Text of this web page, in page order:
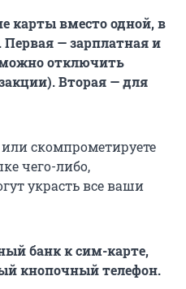
карты вместо одной, в
— зарплатная и
отключить
Вторая — для
скомпрометируете
чего-либо,
украсть все ваши
банк к сим-карте,
кнопочный телефон.